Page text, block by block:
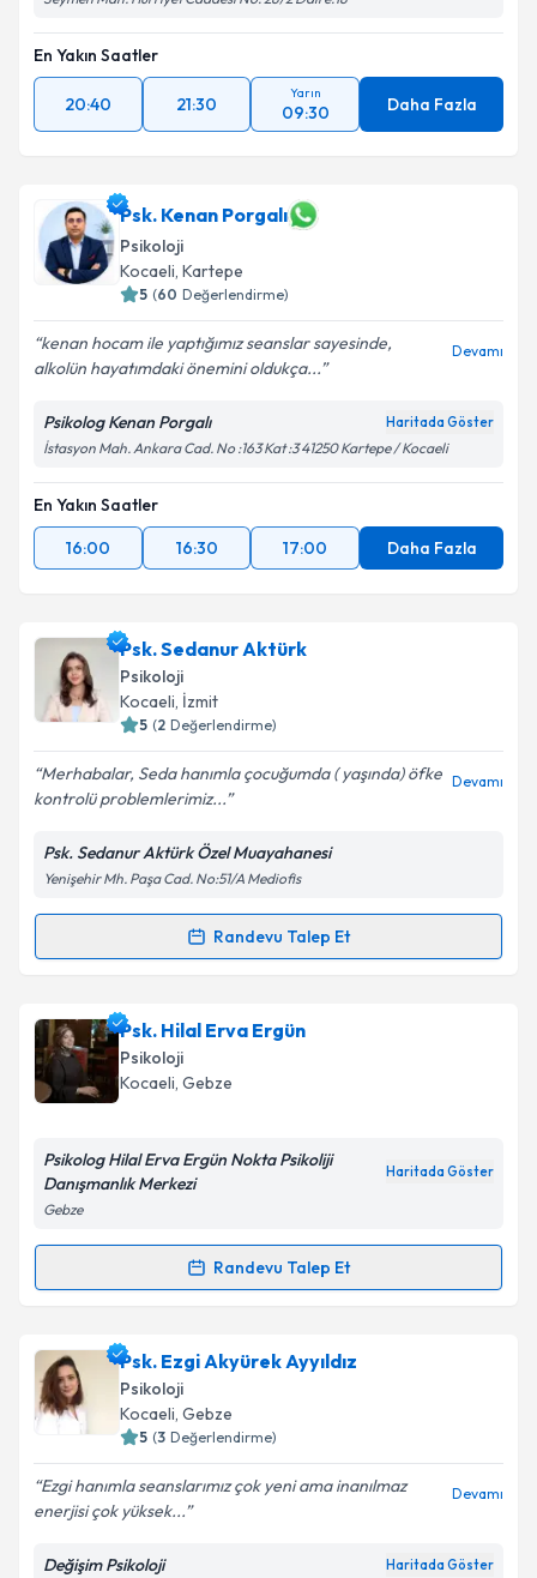
En Yakın Saatler
20:40 21:30
Yarın
09:30 Daha Fazla
Psk. Kenan Porgalı
Psikoloji
Kocaeli, Kartepe
5 (60 Değerlendirme)
kenan hocam ile yaptığımız seanslar sayesinde,
alkolün hayatımdaki önemini oldukça...
Devamı
Psikolog Kenan Porgalı Haritada Göster
İstasyon Mah. Ankara Cad. No :163 Kat :3 41250 Kartepe / Kocaeli
En Yakın Saatler
16:00
16:30 17:00 Daha Fazla
Psk. Sedanur Aktürk
Psikoloji
Kocaeli, İzmit
5 (2 Değerlendirme)
Merhabalar, Seda hanımla çocuğumda ( yaşında) öfke
kontrolü problemlerimiz...
Devamı
Psk. Sedanur Aktürk Özel Muayahanesi
Yenişehir Mh. Paşa Cad. No:51/A Mediofis
Randevu Talep Et
Randevu Takvimi Talebi
Psk. Sedanur Aktürk için randevu takvimi talebi
oluşturun. Size bu uzmandan randevu almanız için bir
takvim hazırlandığında e-posta ile bilgilendireceğiz.
Kişisel verilerimin işlenmesine ilişkinAydınlatma
'ni okudum ve kişisel verilerimin belirtilen
kapsamda işlenmesini kabul ediyorum.
Takvim Talebini Gönder
Psk. Hilal Erva Ergün
Psikoloji
Kocaeli, Gebze
Psikolog Hilal Erva Ergün Nokta Psikoliji
Danışmanlık Merkezi
Haritada Göster
Gebze
Randevu Talep Et
Randevu Takvimi Talebi
Psk. Hilal Erva Ergüniçin randevu takvimi talebi
oluşturun. Size bu uzmandan randevu almanız için bir
takvim hazırlandığında e-posta ile bilgilendireceğiz.
Kişisel verilerimin işlenmesine ilişkin Aydınlatma
Psk. Ezgi Akyürek Ayyıldız
Psikoloji
Kocaeli, Gebze
5 (3 Değerlendirme)
Ezgi hanımla seanslarımız çok yeni ama inanılmaz
enerjisi çok yüksek...
Devamı
Değişim Psikoloji Haritada Göster